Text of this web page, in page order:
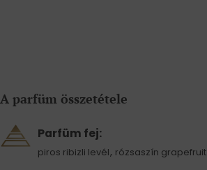
A parfüm összetétele
Parfüm fej:
piros ribizli levél, rózsaszín grapefruit